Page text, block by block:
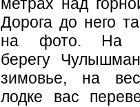
Дорога до него
на фото. На
берегу
зимовье, на
лодке вас